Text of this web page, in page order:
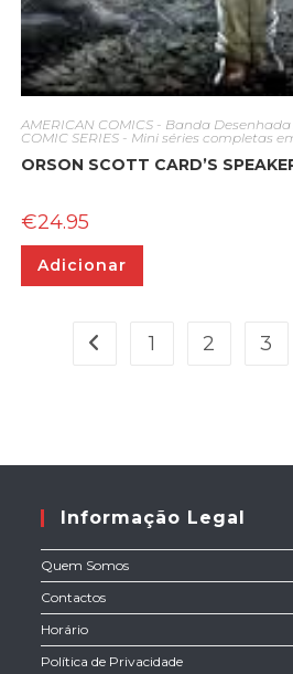
AMERICAN COMICS - Banda
COMIC SERIES - Mini séries completas
ORSON SCOTT CARD’S
€24.95
Adicionar
1 2 3
Informação Legal
Quem Somos
Contactos
Horário
Política de Privacidade